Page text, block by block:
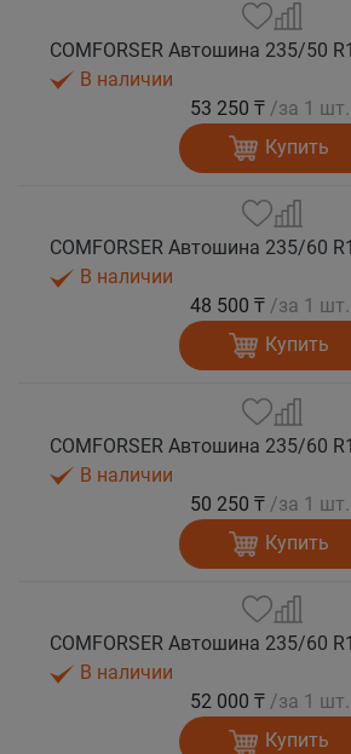
В наличии
53 250 ₸ /за 1 шт.
Купить
В наличии
48 500 ₸ /за 1 шт.
Купить
В наличии
50 250 ₸ /за 1 шт.
Купить
В наличии
52 000 ₸ /за 1 шт.
Купить